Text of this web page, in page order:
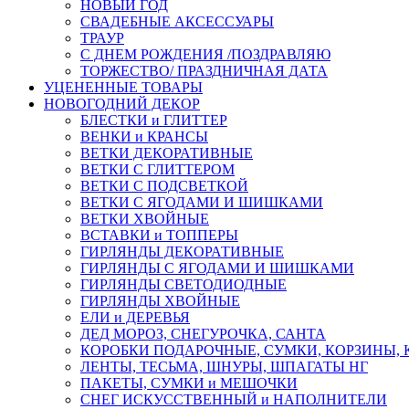
НОВЫЙ ГОД
СВАДЕБНЫЕ АКСЕССУАРЫ
ТРАУР
С ДНЕМ РОЖДЕНИЯ /ПОЗДРАВЛЯЮ
ТОРЖЕСТВО/ ПРАЗДНИЧНАЯ ДАТА
УЦЕНЕННЫЕ ТОВАРЫ
НОВОГОДНИЙ ДЕКОР
БЛЕСТКИ и ГЛИТТЕР
ВЕНКИ и КРАНСЫ
ВЕТКИ ДЕКОРАТИВНЫЕ
ВЕТКИ С ГЛИТТЕРОМ
ВЕТКИ С ПОДСВЕТКОЙ
ВЕТКИ С ЯГОДАМИ И ШИШКАМИ
ВЕТКИ ХВОЙНЫЕ
ВСТАВКИ и ТОППЕРЫ
ГИРЛЯНДЫ ДЕКОРАТИВНЫЕ
ГИРЛЯНДЫ С ЯГОДАМИ И ШИШКАМИ
ГИРЛЯНДЫ СВЕТОДИОДНЫЕ
ГИРЛЯНДЫ ХВОЙНЫЕ
ЕЛИ и ДЕРЕВЬЯ
ДЕД МОРОЗ, СНЕГУРОЧКА, САНТА
КОРОБКИ ПОДАРОЧНЫЕ, СУМКИ,
ЛЕНТЫ, ТЕСЬМА, ШНУРЫ, ШПАГАТЫ НГ
ПАКЕТЫ, СУМКИ и МЕШОЧКИ
СНЕГ ИСКУССТВЕННЫЙ и НАПОЛНИТЕЛИ